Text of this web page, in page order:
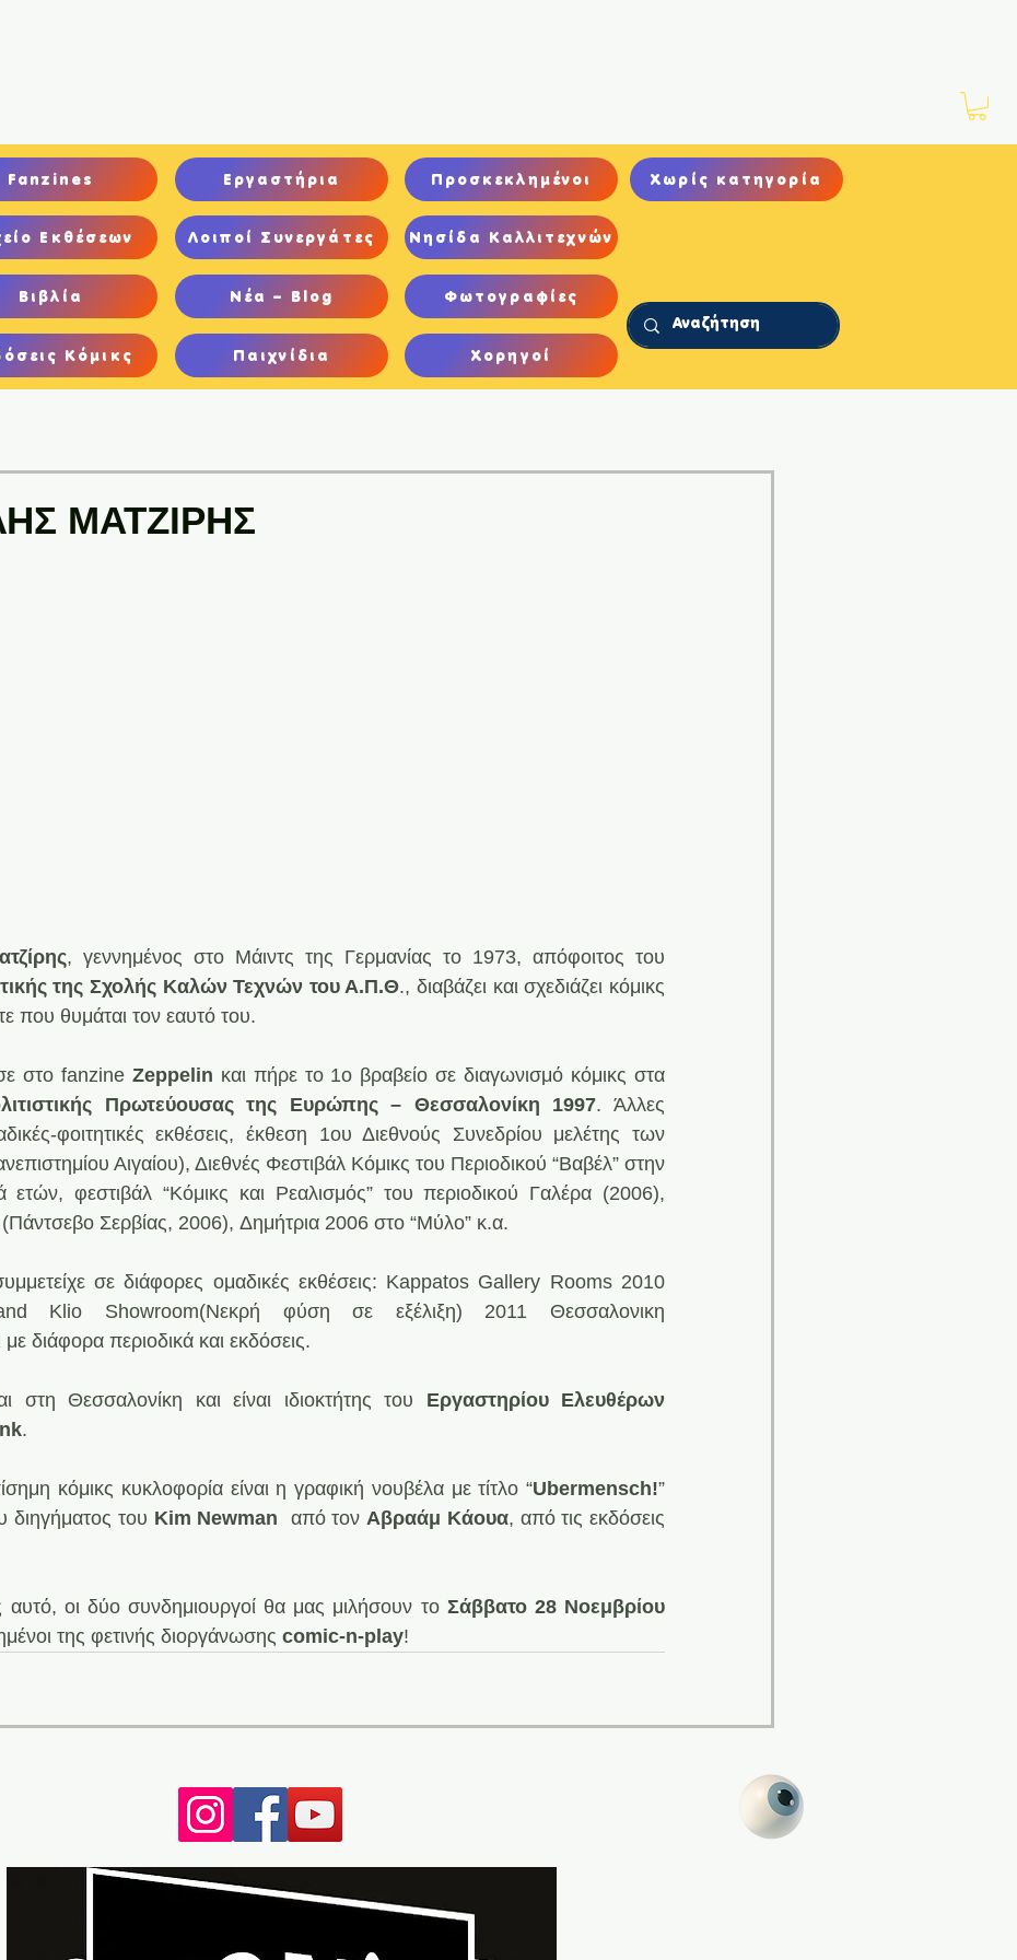
Fanzines Εργαστήρια Προσκεκλημένοι Χωρίς κατηγορία
Εκθέσεων Λοιποί Συνεργάτες Νησίδα Καλλιτεχνών
Βιβλία
Κόμικς
Νέα – Blog
Παιχνίδια
Φωτογραφίες
Χορηγοί
ΜΑΤΖΙΡΗΣ
της Σχολής Καλών Τεχνών του Α.Π.Θ., διαβάζει και σχεδιάζει κόμικς
που θυμάται τον εαυτό του.
στο fanzine Zeppelin και πήρε το 1ο βραβείο σε διαγωνισμό κόμικς στα
Πρωτεύουσας της Ευρώπης – Θεσσαλονίκη 1997. Άλλες
φοιτητικές εκθέσεις, έκθεση 1ου Διεθνούς Συνεδρίου μελέτης των
Αιγαίου), Διεθνές Φεστιβάλ Κόμικς του Περιοδικού “Βαβέλ” στην
ετών, φεστιβάλ “Κόμικς και Ρεαλισμός” του περιοδικού Γαλέρα (2006),
Σερβίας, 2006), Δημήτρια 2006 στο “Μύλο” κ.α.
σε διάφορες ομαδικές εκθέσεις: Kappatos Gallery Rooms 2010
Klio Showroom(Νεκρή φύση σε εξέλιξη) 2011 Θεσσαλονικη
διάφορα περιοδικά και εκδόσεις.
στη Θεσσαλονίκη και είναι ιδιοκτήτης του Εργαστηρίου Ελευθέρων
.
κόμικς κυκλοφορία είναι η γραφική νουβέλα με τίτλο “Ubermensch!”
διηγήματος του Kim Newman από τον Αβραάμ Κάουα
αυτό, οι δύο συνδημιουργοί θα μας μιλήσουν το Σάββατο 28 Νοεμβρίου
της φετινής διοργάνωσης comic-n-play!